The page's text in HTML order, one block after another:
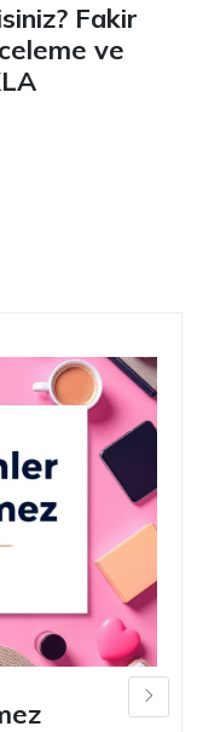
Fakir
ve